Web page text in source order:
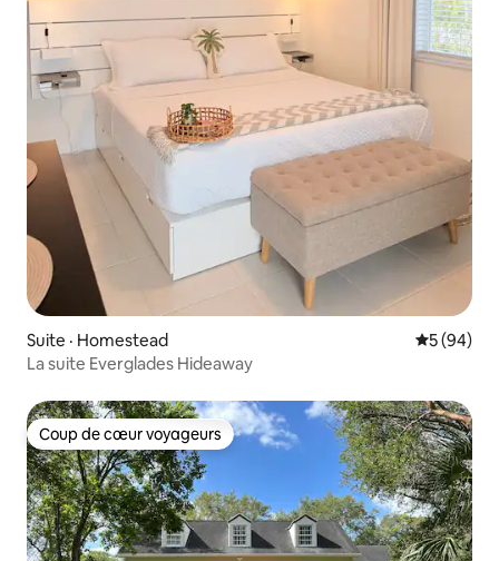
Suite · Homestead Note
5 (94)
La suite Everglades Hideaway
Coup de cœur voyageurs
Coup de cœur voyageurs